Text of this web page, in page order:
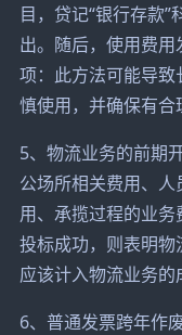
目，贷记“银行存款
出。随后，使用费
项：此方法可能导
慎使用，并确保有合
5、物流业务的前期
公场所相关费用、
用、承揽过程的业
投标成功，则表明
应该计入物流业务的
6、普通发票跨年作